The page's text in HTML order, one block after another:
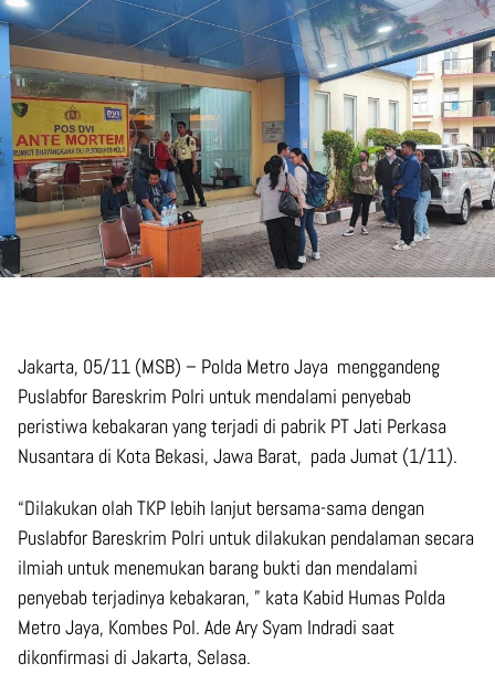
Jakarta, 05/11 (MSB) – Polda Metro Jaya menggandeng
Puslabfor Bareskrim Polri untuk mendalami penyebab
peristiwa kebakaran yang terjadi di pabrik PT Jati Perkasa
Nusantara di Kota Bekasi, Jawa Barat, pada Jumat (1/11).
“Dilakukan olah TKP lebih lanjut bersama-sama dengan
Puslabfor Bareskrim Polri untuk dilakukan pendalaman secara
ilmiah untuk menemukan barang bukti dan mendalami
penyebab terjadinya kebakaran, ” kata Kabid Humas Polda
Metro Jaya, Kombes Pol. Ade Ary Syam Indradi saat
dikonfirmasi di Jakarta, Selasa.